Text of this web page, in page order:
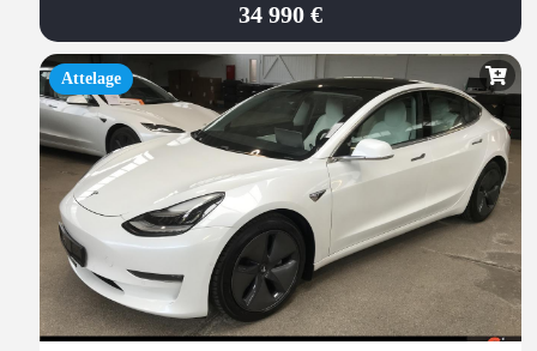
34 990 €
Attelage